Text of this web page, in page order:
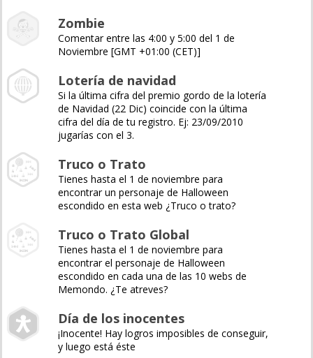
Zombie
Comentar entre las 4:00 y 5:00 del 1 de
Noviembre [GMT +01:00 (CET)]
Lotería de navidad
Si la última cifra del premio gordo de la lotería
de Navidad (22 Dic) coincide con la última
cifra del día de tu registro. Ej: 23/09/2010
jugarías con el 3.
Truco o Trato
Tienes hasta el 1 de noviembre para
encontrar un personaje de Halloween
escondido en esta web ¿Truco o trato?
Truco o Trato Global
Tienes hasta el 1 de noviembre para
encontrar el personaje de Halloween
escondido en cada una de las 10 webs de
Memondo. ¿Te atreves?
Día de los inocentes
¡Inocente! Hay logros imposibles de conseguir,
y luego está éste